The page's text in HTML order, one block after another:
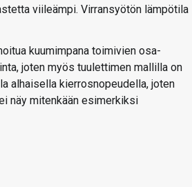
viileämpi. Virransyötön lämpötila
kuumimpana toimivien osa-
joten myös tuulettimen mallilla on
alhaisella kierrosnopeudella, joten
näy mitenkään esimerkiksi